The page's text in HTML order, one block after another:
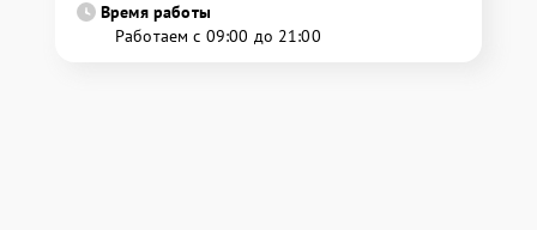
Время работы
Работаем с 09:00 до 21:00